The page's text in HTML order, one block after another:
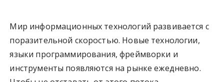
Мир информационных технологий развивается с
поразительной скоростью. Новые технологии,
языки программирования, фреймворки и
инструменты появляются на рынке ежедневно.